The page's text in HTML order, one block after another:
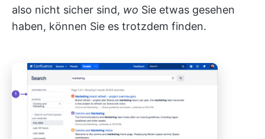
also nicht sicher sind, wo Sie etwas gesehen
haben, können Sie es trotzdem finden.